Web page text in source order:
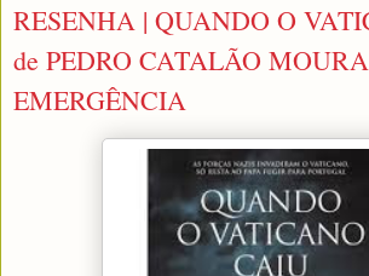
RESENHA | QUANDO O
de PEDRO CATALÃO
EMERGÊNCIA